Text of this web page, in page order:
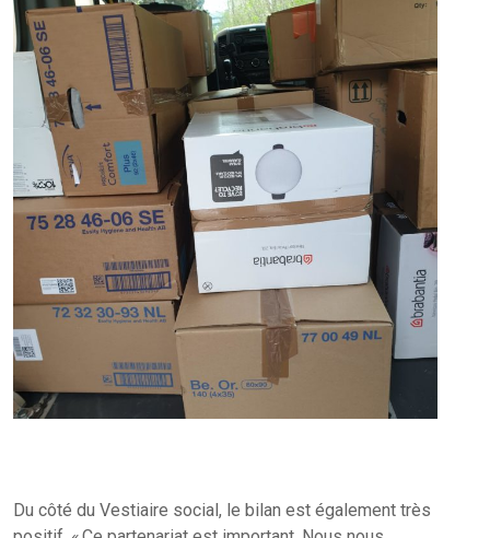
Du côté du Vestiaire social, le bilan est également très